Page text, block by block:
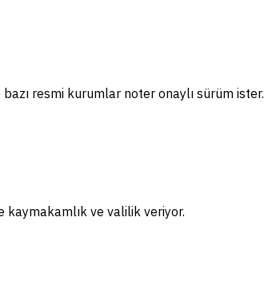
resmi kurumlar noter onaylı sürüm ister.
kaymakamlık ve valilik veriyor.